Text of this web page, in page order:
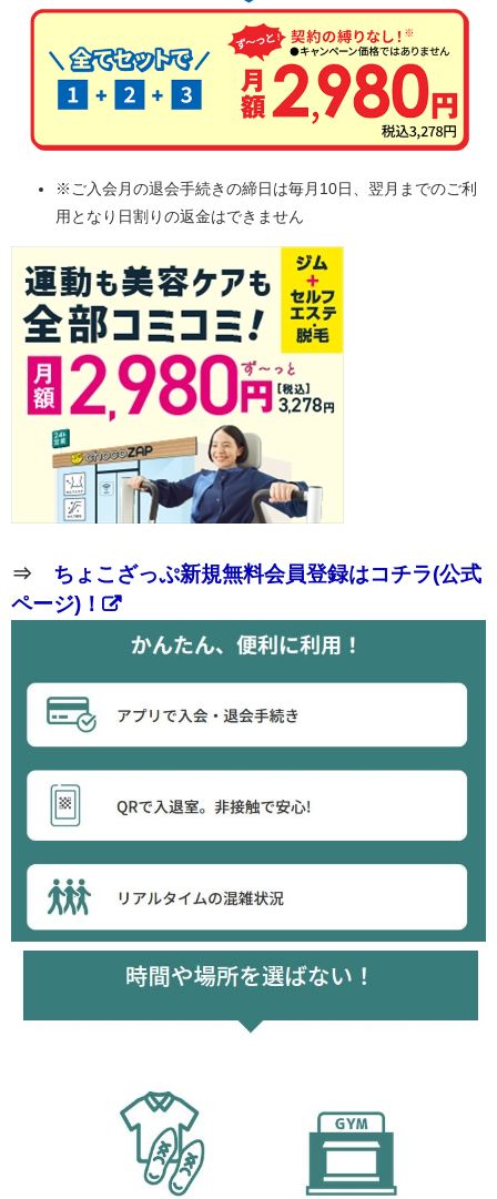
※ご入会月の退会手続きの締日は毎月10日、翌月までのご利
用となり日割りの返金はできません
⇒ ちょこざっぷ新規無料会員登録はコチラ(公式
ページ)！